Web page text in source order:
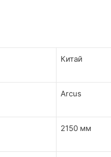
Китай
Arcus
2150 мм